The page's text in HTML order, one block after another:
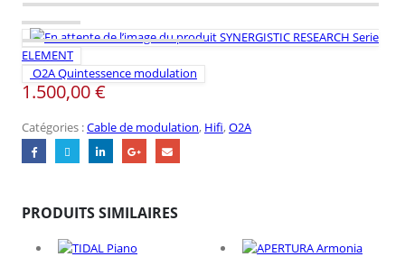
SYNERGISTIC RESEARCH Serie
ELEMENT
O2A Quintessence modulation
1.500,00€
Catégories :Cable de modulation, Hifi,O2A
PRODUITS SIMILAIRES